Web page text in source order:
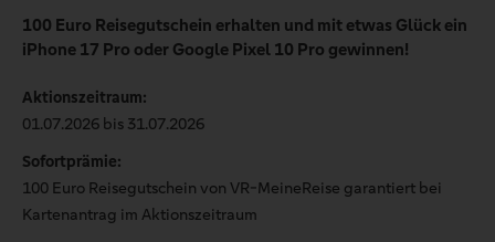
100 Euro Reisegutschein erhalten und mit etwas Glück ein
iPhone 17 Pro oder Google Pixel 10 Pro gewinnen!
Aktionszeitraum:
01.07.2026 bis 31.07.2026
Sofortprämie:
100 Euro Reisegutschein von VR-MeineReise garantiert bei
Kartenantrag im Aktionszeitraum